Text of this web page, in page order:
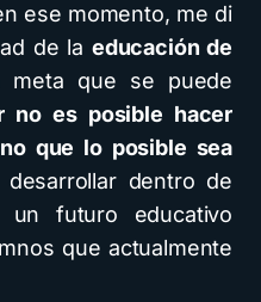
ese momento, me di
de la educación de
meta que se puede
no es posible hacer
que lo posible sea
desarrollar dentro de
un futuro educativo
que actualmente